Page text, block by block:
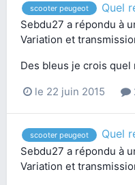
scooter peugeot Quel
Sebdu27 a répondu à
Variation et
Des bleus je crois quel
le 22 juin 2015
scooter peugeot Quel
Sebdu27 a répondu à
Variation et